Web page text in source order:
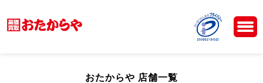
おたからや 店舗一覧